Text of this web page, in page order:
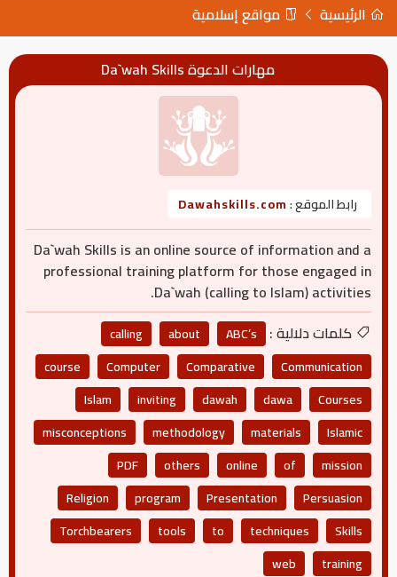
الرئيسية مواقع إسلامية
مهارات الدعوة Da`wah Skills
رابط الموقع :Dawahskills.com
Da`wah Skills is an online source of information and a
professional training platform for those engaged in
Da`wah (calling to Islam) activities.
كلمات دلالية :
ABC’s
about
calling
Communication
Comparative
Computer
course
Courses
dawa
dawah
inviting
Islam
Islamic
materials
methodology
misconceptions
mission
of
online
others
PDF
Persuasion
Presentation
program
Religion
Skills
techniques
to
tools
Torchbearers
training
web